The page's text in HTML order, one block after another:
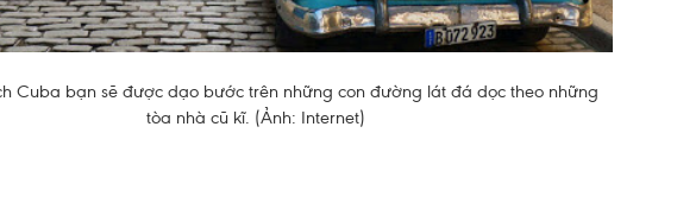
Cuba bạn sẽ được dạo bước trên những con đường lát đá dọc theo những
tòa nhà cũ kĩ. (Ảnh: Internet)